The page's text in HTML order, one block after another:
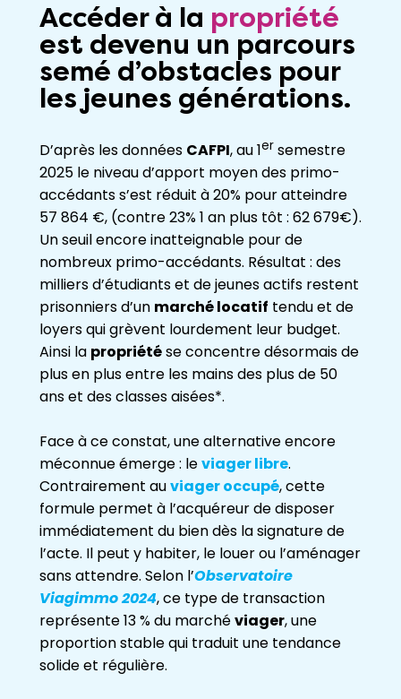
Accéder à la propriété
est devenu un parcours
semé d’obstacles pour
les jeunes générations.
D’après les données CAFPI, au 1er semestre
2025 le niveau d’apport moyen des primo-
accédants s’est réduit à 20% pour atteindre
57 864 €, (contre 23% 1 an plus tôt : 62 679€).
Un seuil encore inatteignable pour de
nombreux primo-accédants. Résultat : des
milliers d’étudiants et de jeunes actifs restent
prisonniers d’un marché locatif tendu et de
loyers qui grèvent lourdement leur budget.
Ainsi la propriétése concentre désormais de
plus en plus entre les mains des plus de 50
ans et des classes aisées*.
Face à ce constat, une alternative encore
méconnue émerge : leviager libre.
Contrairement auviager occupé, cette
formule permet à l’acquéreur de disposer
immédiatement du bien dès la signature de
l’acte. Il peut y habiter, le louer ou l’aménager
sans attendre. Selon l’Observatoire
Viagimmo 2024, ce type de transaction
représente 13 % du marchéviager, une
proportion stable qui traduit une tendance
solide et régulière.